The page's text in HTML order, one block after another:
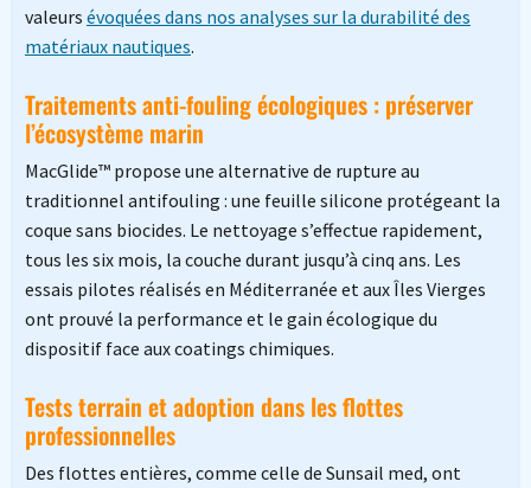
valeurs évoquées dans nos analyses sur la durabilité des
matériaux nautiques.
Traitements anti-fouling écologiques : préserver
l’écosystème marin
MacGlide™ propose une alternative de rupture au
traditionnel antifouling : une feuille silicone protégeant la
coque sans biocides. Le nettoyage s’effectue rapidement,
tous les six mois, la couche durant jusqu’à cinq ans. Les
essais pilotes réalisés en Méditerranée et aux Îles Vierges
ont prouvé la performance et le gain écologique du
dispositif face aux coatings chimiques.
Tests terrain et adoption dans les flottes
professionnelles
Des flottes entières, comme celle de Sunsail med, ont